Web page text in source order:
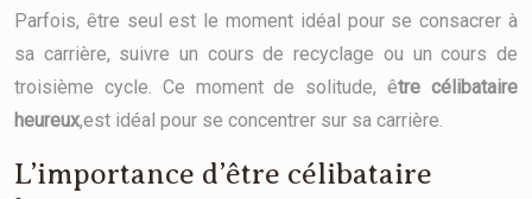
Parfois, être seul est le moment idéal pour se consacrer à
sa carrière, suivre un cours de recyclage ou un cours de
troisième cycle. Ce moment de solitude, être célibataire
heureux,est idéal pour se concentrer sur sa carrière.
L’importance d’être célibataire